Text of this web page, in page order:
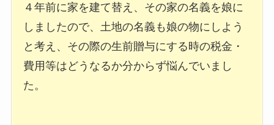
４年前に家を建て替え、その家の名義を娘に
しましたので、土地の名義も娘の物にしよう
と考え、その際の生前贈与にする時の税金・
費用等はどうなるか分からず悩んでいまし
た。